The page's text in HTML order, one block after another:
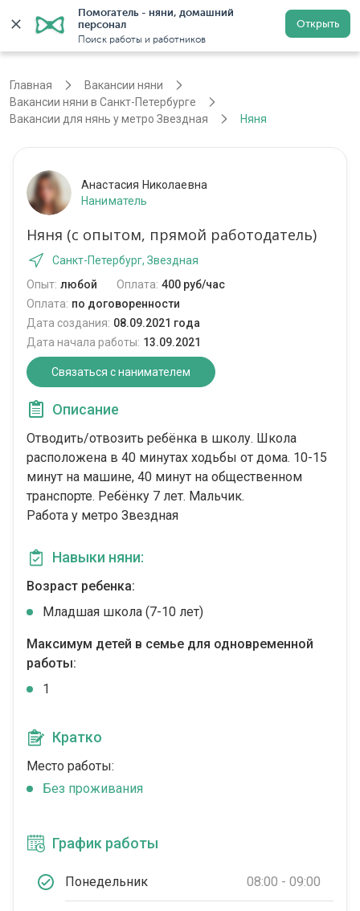
Помогатель - няни, домашний
персонал
Поиск работы и работников
Открыть
Санкт-Петербург Регистрация
Главная
Вакансии няни
Вакансии няни в Санкт-Петербурге
Вакансии для нянь у метро Звездная
Няня
Анастасия Николаевна
Наниматель
Няня (с опытом, прямой работодатель)
Санкт-Петербург, Звездная
Опыт: любой Оплата: 400 руб/час
Оплата: по договоренности
Дата создания: 08.09.2021 года
Дата начала работы: 13.09.2021
Связаться с нанимателем
Описание
Отводить/отвозить ребёнка в школу. Школа
расположена в 40 минутах ходьбы от дома. 10-15
минут на машине, 40 минут на общественном
транспорте. Ребёнку 7 лет. Мальчик.
Работа у метро Звездная
Навыки няни:
Возраст ребенка:
Младшая школа (7-10 лет)
Максимум детей в семье для одновременной
работы:
1
Кратко
Место работы:
Без проживания
График работы
Понедельник 08:00 - 09:00